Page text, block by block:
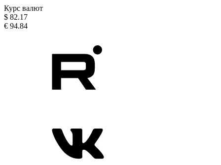
Курс валют
$ 82.17
€ 94.84